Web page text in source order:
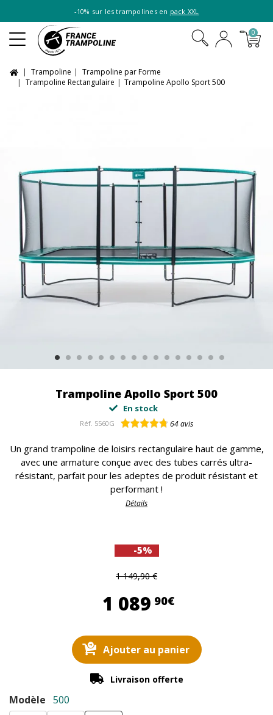
-10% sur les trampolines en pack XXL
0
Trampoline
Trampoline par Forme
Trampoline Rectangulaire
Trampoline Apollo Sport 500
Trampoline Apollo Sport 500
En stock
Réf. 5560G 64avis
Un grand trampoline de loisirs rectangulaire haut de gamme,
avec une armature conçue avec des tubes carrés ultra-
résistant, parfait pour les adeptes de produit résistant et
performant !
Détails
-5%
1 149,90 €
1 089 90€1 089,90 €
Ajouter au panier
Livraison offerte
Modèle 500